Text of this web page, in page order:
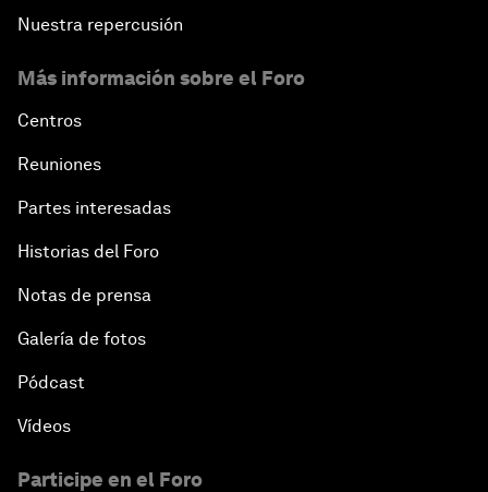
Nuestra repercusión
Más información sobre el Foro
Centros
Reuniones
Partes interesadas
Historias del Foro
Notas de prensa
Galería de fotos
Pódcast
Vídeos
Participe en el Foro